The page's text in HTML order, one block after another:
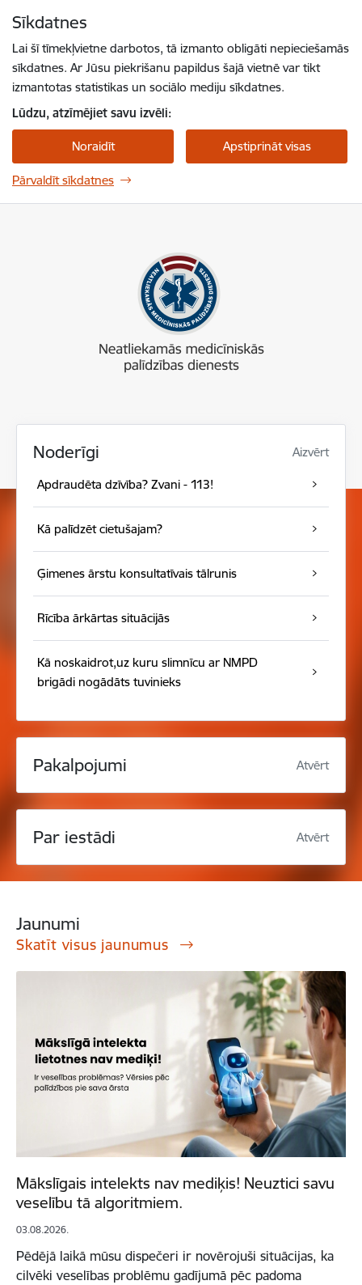
Sīkdatnes
Lai šī tīmekļvietne darbotos, tā izmanto obligāti nepieciešamās
sīkdatnes. Ar Jūsu piekrišanu papildus šajā vietnē var tikt
izmantotas statistikas un sociālo mediju sīkdatnes.
Lūdzu, atzīmējiet savu izvēli:
Noraidīt Apstiprināt visas
Pārvaldīt sīkdatnes
Noderīgi Aizvērt
Apdraudēta dzīvība? Zvani - 113!
Kā palīdzēt cietušajam?
Ģimenes ārstu konsultatīvais tālrunis
Rīcība ārkārtas situācijās
Kā noskaidrot,uz kuru slimnīcu ar NMPD
brigādi nogādāts tuvinieks
Pakalpojumi Atvērt
Par iestādi Atvērt
Jaunumi
Skatīt visus jaunumus
Mākslīgais intelekts nav mediķis! Neuztici savu
veselību tā algoritmiem.
03.08.2026.
Pēdējā laikā mūsu dispečeri ir novērojuši situācijas, ka
cilvēki veselības problēmu gadījumā pēc padoma